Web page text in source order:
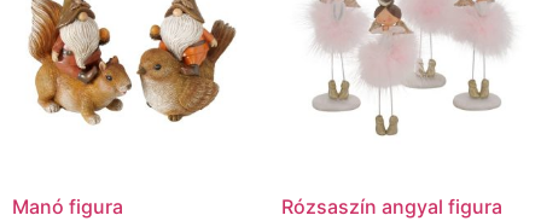
Manó figura Rózsaszín angyal figura